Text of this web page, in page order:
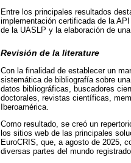
Entre los principales resultados
implementación certificada de la
de la UASLP y la elaboración de
Revisión de la literature
Con la finalidad de establecer un
sistemática de bibliografía sobre
datos bibliográficas, buscadores
doctorales, revistas científicas,
Iberoamérica.
Como resultado, se creó un
los sitios web de las principales
EuroCRIS, que, a agosto de 2025,
diversas partes del mundo